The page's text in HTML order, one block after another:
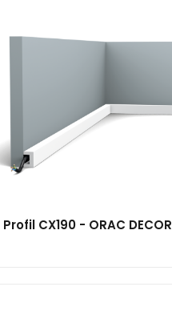
Profil CX190 - ORAC DECOR